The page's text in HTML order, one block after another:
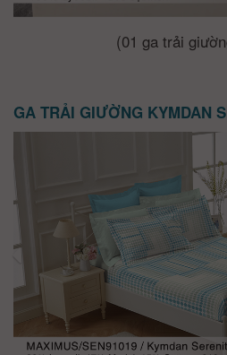
(01 ga trải
GA TRẢI GIƯỜNG KYMDAN